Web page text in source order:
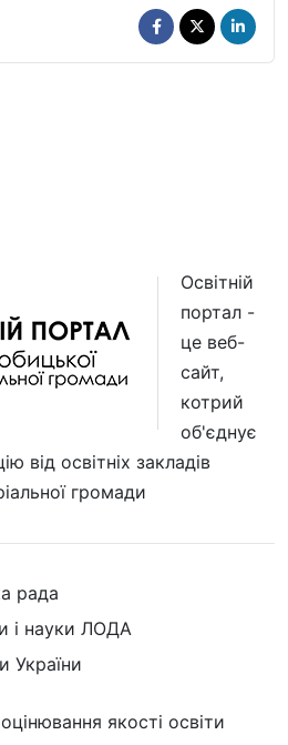
Освітній
портал -
це веб-
сайт,
котрий
об'єднує
від освітніх закладів
громади
рада
і науки ЛОДА
України
якості освіти